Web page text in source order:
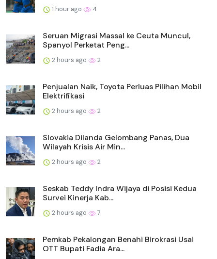
1 hour ago 4
Seruan Migrasi Massal ke Ceuta Muncul,
Spanyol Perketat Peng...
2 hours ago 2
Penjualan Naik, Toyota Perluas Pilihan Mobil
Elektrifikasi
2 hours ago 2
Slovakia Dilanda Gelombang Panas, Dua
Wilayah Krisis Air Min...
2 hours ago 2
Seskab Teddy Indra Wijaya di Posisi Kedua
Survei Kinerja Kab...
2 hours ago 7
Pemkab Pekalongan Benahi Birokrasi Usai
OTT Bupati Fadia Ara...